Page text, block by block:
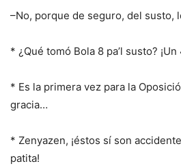
–No, porque de seguro, del susto,
* ¿Qué tomó Bola 8 pa’l susto?
* Es la primera vez para la
gracia…
* Zenyazen, ¡éstos sí son
patita!